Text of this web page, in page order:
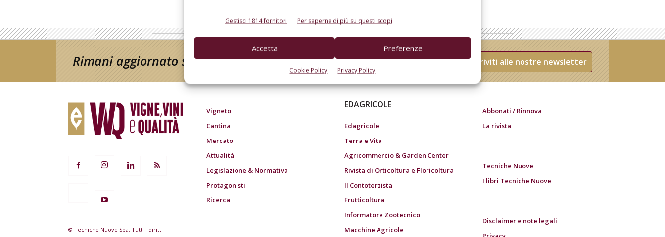
Gestisci 1814 fornitori Per saperne di più su questi scopi
Accetta Preferenze
Cookie Policy Privacy Policy
Rimani aggiornato sul mondo dell’agricoltura Iscriviti alle nostre newsletter
© Tecniche Nuove Spa. Tutti i diritti
Vigneto
Cantina
Mercato
Attualità
Legislazione & Normativa
Protagonisti
Ricerca
EDAGRICOLE
Edagricole
Terra e Vita
Agricommercio & Garden Center
Rivista di Orticoltura e Floricoltura
Il Contoterzista
Frutticoltura
Informatore Zootecnico
Macchine Agricole
Abbonati / Rinnova
La rivista
Tecniche Nuove
I libri Tecniche Nuove
Disclaimer e note legali